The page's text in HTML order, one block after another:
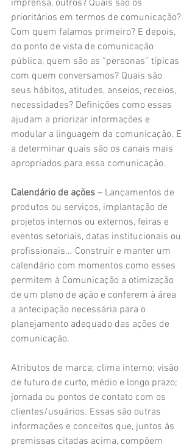
imprensa, outros? Quais são os
prioritários em termos de comunicação?
Com quem falamos primeiro? E depois,
do ponto de vista de comunicação
pública, quem são as “personas” típicas
com quem conversamos? Quais são
seus hábitos, atitudes, anseios, receios,
necessidades? Definições como essas
ajudam a priorizar informações e
modular a linguagem da comunicação. E
a determinar quais são os canais mais
apropriados para essa comunicação.
Calendário de ações – Lançamentos de
produtos ou serviços, implantação de
projetos internos ou externos, feiras e
eventos setoriais, datas institucionais ou
profissionais... Construir e manter um
calendário com momentos como esses
permitem à Comunicação a otimização
de um plano de ação e conferem à área
a antecipação necessária para o
planejamento adequado das ações de
comunicação.
Atributos de marca; clima interno; visão
de futuro de curto, médio e longo prazo;
jornada ou pontos de contato com os
clientes/usuários. Essas são outras
informações e conceitos que, juntos às
premissas citadas acima, compõem